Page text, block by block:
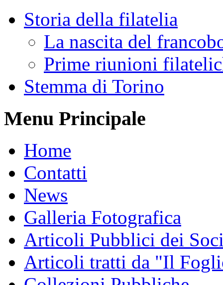
Storia della filatelia
La nascita del
Prime riunioni
Stemma di Torino
Menu Principale
Home
Contatti
News
Galleria Fotografica
Articoli Pubblici dei
Articoli tratti da "Il